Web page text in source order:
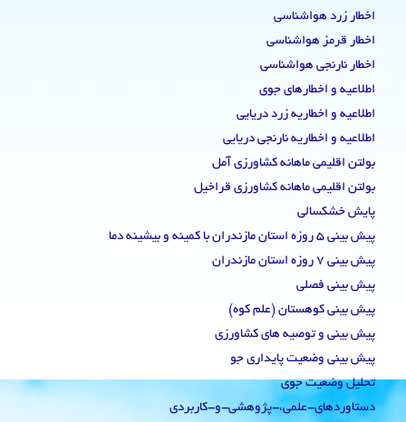
اخطار زرد هواشناسی
اخطار قرمز هواشناسی
اخطار نارنجی هواشناسی
اطلاعیه و اخطارهای جوی
اطلاعیه و اخطاریه زرد دریایی
اطلاعیه و اخطاریه نارنجی دریایی
بولتن اقلیمی ماهانه کشاورزی آمل
بولتن اقلیمی ماهانه کشاورزی قراخیل
پایش خشکسالی
پیش بینی 5 روزه استان مازندران با کمینه و بیشینه دما
پیش بینی 7 روزه استان مازندران
پیش بینی فصلی
پیش بینی کوهستان (علم کوه)
پیش بینی و توصیه های کشاورزی
پیش بینی وضعیت پایداری جو
تحلیل وضعیت جوی
دستاوردهای-علمی،-پژوهشی-و-کاربردی